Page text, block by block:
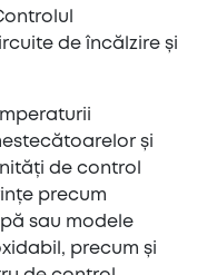
de încălzire și
și
de control
precum
sau modele
precum și